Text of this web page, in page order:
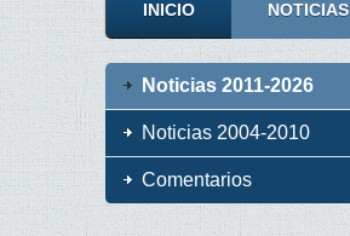
INICIO NOTICIAS
Noticias 2011-2026
Noticias 2004-2010
Comentarios